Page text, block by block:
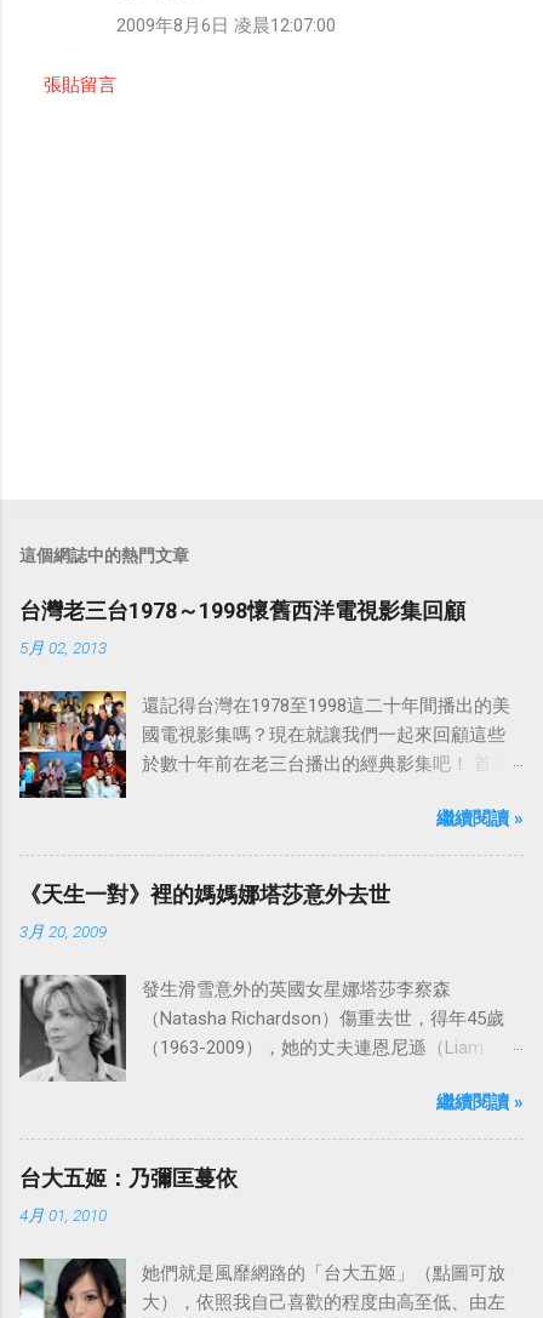
2009年8月6日 凌晨12:07:00
張貼留言
這個網誌中的熱門文章
台灣老三台1978～1998懷舊西洋電視影集回顧
5月 02, 2013
還記得台灣在1978至1998這二十年間播出的美
國電視影集嗎？現在就讓我們一起來回顧這些
於數十年前在老三台播出的經典影集吧！ 首先
「愛之船」（The Love Boat），這部影集最早
是在1977年9月24日至1986年5月24日於美國
ABC頻道首播，共播出了249集。 令人懷念的愛
之船旋律：
繼續閱讀 »
《天生一對》裡的媽媽娜塔莎意外去世
3月 20, 2009
發生滑雪意外的英國女星娜塔莎李察森
（Natasha Richardson）傷重去世，得年45歲
（1963-2009），她的丈夫連恩尼遜（Liam
到傷心，希望外界給他們空間撫平傷痛。繼續閱讀 »
台大五姬：乃彌匡蔓依
4月 01, 2010
她們就是風靡網路的「台大五姬」（點圖可放
大），依照我自己喜歡的程度由高至低、由左